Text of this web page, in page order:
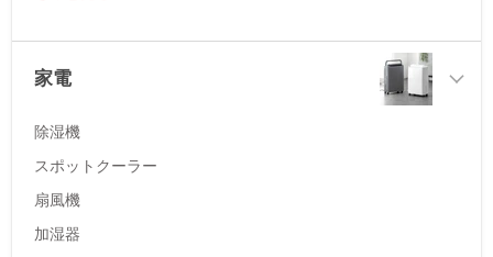
家電
除湿機
スポットクーラー
扇風機
加湿器